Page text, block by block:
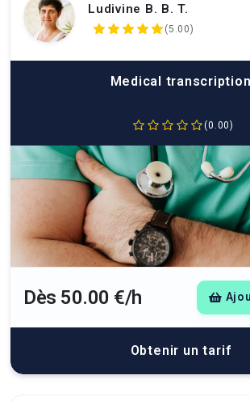
Ludivine B. B. T.
(5.00)
Medical transcription
(0.00)
Dès 50.00 €/h
Obtenir un tarif